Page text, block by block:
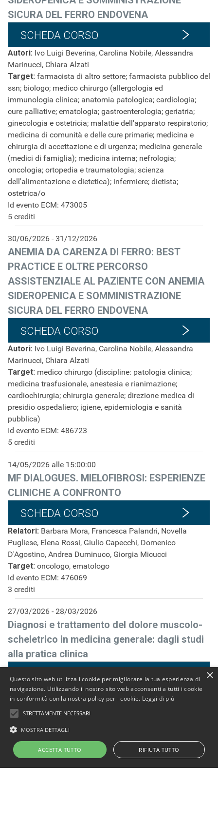
SICURA DEL FERRO ENDOVENA
SCHEDA CORSO
Autori: Ivo Luigi Beverina, Carolina Nobile, Alessandra
Marinucci, Chiara Alzati
Target: farmacista di altro settore; farmacista pubblico del
ssn; biologo; medico chirurgo (allergologia ed
immunologia clinica; anatomia patologica; cardiologia;
cure palliative; ematologia; gastroenterologia; geriatria;
ginecologia e ostetricia; malattie dell'apparato respiratorio;
medicina di comunità e delle cure primarie; medicina e
chirurgia di accettazione e di urgenza; medicina generale
(medici di famiglia); medicina interna; nefrologia;
oncologia; ortopedia e traumatologia; scienza
dell'alimentazione e dietetica); infermiere; dietista;
ostetrica/o
Id evento ECM: 473005
5 crediti
30/06/2026 - 31/12/2026
ANEMIA DA CARENZA DI FERRO: BEST
PRACTICE E OLTRE PERCORSO
ASSISTENZIALE AL PAZIENTE CON ANEMIA
SIDEROPENICA E SOMMINISTRAZIONE
SICURA DEL FERRO ENDOVENA
SCHEDA CORSO
Autori: Ivo Luigi Beverina, Carolina Nobile, Alessandra
Marinucci, Chiara Alzati
Target: medico chirurgo (discipline: patologia clinica;
medicina trasfusionale, anestesia e rianimazione;
cardiochirurgia; chirurgia generale; direzione medica di
presidio ospedaliero; igiene, epidemiologia e sanità
pubblica)
Id evento ECM: 486723
5 crediti
14/05/2026 alle 15:00:00
MF DIALOGUES. MIELOFIBROSI: ESPERIENZE
CLINICHE A CONFRONTO
SCHEDA CORSO
Relatori: Barbara Mora, Francesca Palandri, Novella
Pugliese, Elena Rossi, Giulio Capecchi, Domenico
D'Agostino, Andrea Duminuco, Giorgia Micucci
Target: oncologo, ematologo
Id evento ECM: 476069
3 crediti
27/03/2026 - 28/03/2026
Diagnosi e trattamento del dolore muscolo-
scheletrico in medicina generale: dagli studi
alla pratica clinica
SCHEDA CORSO
Autori:Giuseppe Ventriglia, Cesare Bonezzi, Diego Maria
Michele Fornasari, Pierangelo Lora Aprile, Alberto Magni
Target: medico chirurgo (medicina generale - medici di
famiglia)
Id evento ECM: 469400
8,9 crediti
×
Questo sito web utilizza i cookie per migliorare la tua esperienza di
navigazione. Utilizzando il nostro sito web acconsenti a tutti i cookie
in conformità con la nostra policy per i cookie. Leggi di più
STRETTAMENTE NECESSARI
MOSTRA DETTAGLI
ACCETTA TUTTO RIFIUTA TUTTO